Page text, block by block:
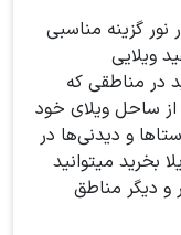
نور گزینه مناسبی
ویلایی
در مناطقی که
ساحل ویلای خود
و دیدنی‌ها در
بخرید میتوانید
و دیگر مناطق